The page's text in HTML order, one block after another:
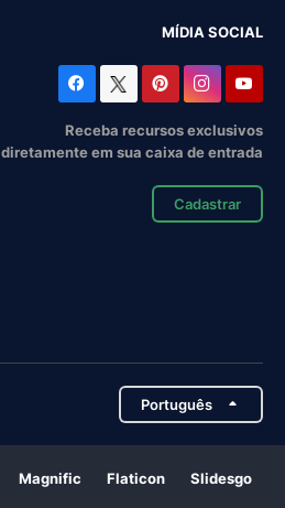
MÍDIA SOCIAL
Receba recursos exclusivos
diretamente em sua caixa de entrada
Cadastrar
Português
Magnific Flaticon Slidesgo